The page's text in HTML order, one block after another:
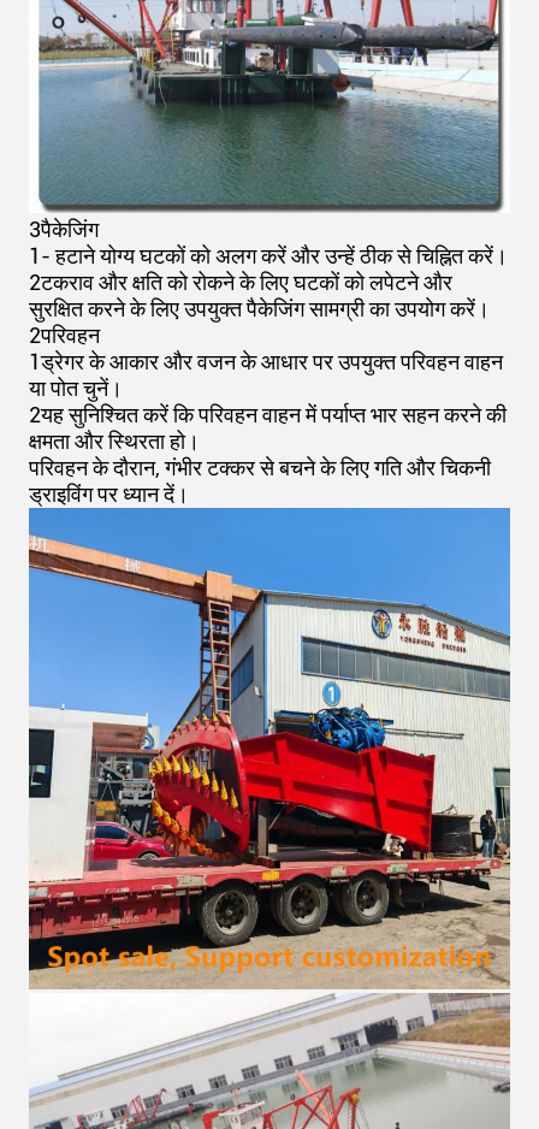
3पैकेजिंग
1- हटाने योग्य घटकों को अलग करें और उन्हें ठीक से चिह्नित करें।
2टकराव और क्षति को रोकने के लिए घटकों को लपेटने और
सुरक्षित करने के लिए उपयुक्त पैकेजिंग सामग्री का उपयोग करें।
2परिवहन
1ड्रेगर के आकार और वजन के आधार पर उपयुक्त परिवहन वाहन
या पोत चुनें।
2यह सुनिश्चित करें कि परिवहन वाहन में पर्याप्त भार सहन करने की
क्षमता और स्थिरता हो।
परिवहन के दौरान, गंभीर टक्कर से बचने के लिए गति और चिकनी
ड्राइविंग पर ध्यान दें।